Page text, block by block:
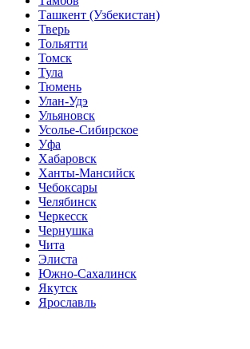
Ташкент (Узбекистан)
Тверь
Тольятти
Томск
Тула
Тюмень
Улан-Удэ
Ульяновск
Усолье-Сибирское
Уфа
Хабаровск
Ханты-Мансийск
Чебоксары
Челябинск
Черкесск
Чернушка
Чита
Элиста
Южно-Сахалинск
Якутск
Ярославль